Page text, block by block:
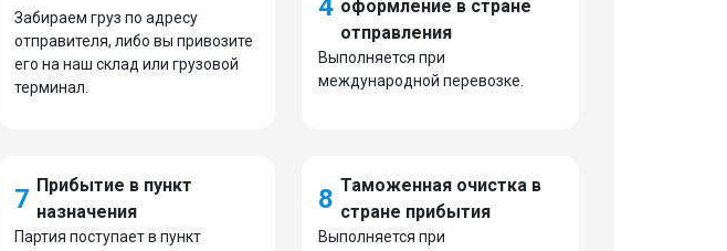
Забираем груз по адресу
отправителя, либо вы привозите
его на наш склад или грузовой
терминал.
4 оформление в стране
отправления
Выполняется при
международной перевозке.
7 Прибытие в пункт
назначения
Партия поступает в пункт
8 Таможенная очистка в
стране прибытия
Выполняется при